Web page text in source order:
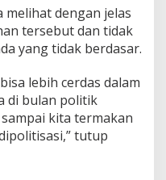
melihat dengan jelas
tersebut dan tidak
yang tidak berdasar.
lebih cerdas dalam
di bulan politik
kita termakan
tutup